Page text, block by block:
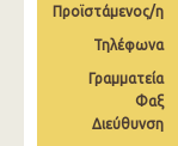
Μαΐου 2025
Απριλίου
Μαρτίου
Προϊστάμενος/η
Τηλέφωνα
Γραμματεία
Φαξ
Διεύθυνση